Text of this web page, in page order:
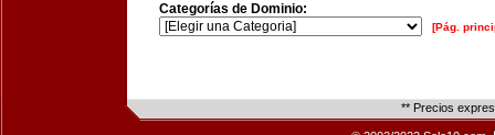
Categorías de Dominio:
[Pág.
** Precios